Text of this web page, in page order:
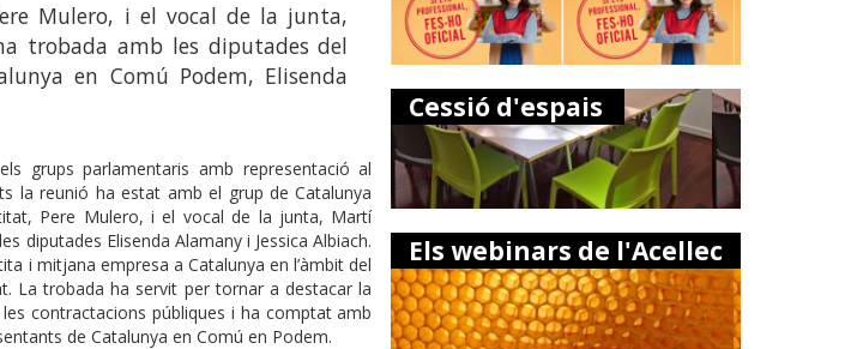
Mulero, i el vocal de la junta,
trobada amb les diputades del
en Comú Podem, Elisenda
grups parlamentaris amb representació al
la reunió ha estat amb el grup de Catalunya
Pere Mulero, i el vocal de la junta, Martí
diputades Elisenda Alamany i Jessica Albiach.
i mitjana empresa a Catalunya en l’àmbit del
La trobada ha servit per tornar a destacar la
contractacions públiques i ha comptat amb
de Catalunya en Comú en Podem.
Cessió d'espais
Els webinars de l'Acellec